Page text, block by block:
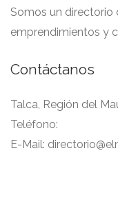
Somos un directorio
emprendimientos y
Contáctanos
Talca, Región del
Teléfono:
E-Mail: